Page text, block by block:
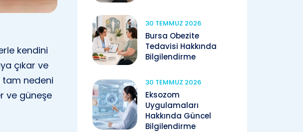
kendini
çıkar ve
tam nedeni
ve güneşe
30 TEMMUZ 2026
Bursa Obezite
Tedavisi Hakkında
Bilgilendirme
30 TEMMUZ 2026
Eksozom
Uygulamaları
Hakkında Güncel
Bilgilendirme